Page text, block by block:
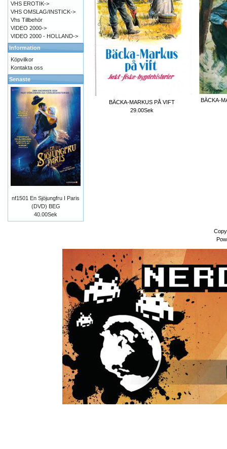
BÄCKA-MARKUS PÅ VIFT
29.00Sek
BÄCKA-
VHS EROTIK->
VHS OMSLAG/INSTICK->
Vhs Tillbehör
VIDEO 2000->
VIDEO 2000 - HOLLAND->
Information
Köpvilkor
Kontakta oss
Senaste
nf1501 En Sjöjungfru I Paris
(DVD) BEG
40.00Sek